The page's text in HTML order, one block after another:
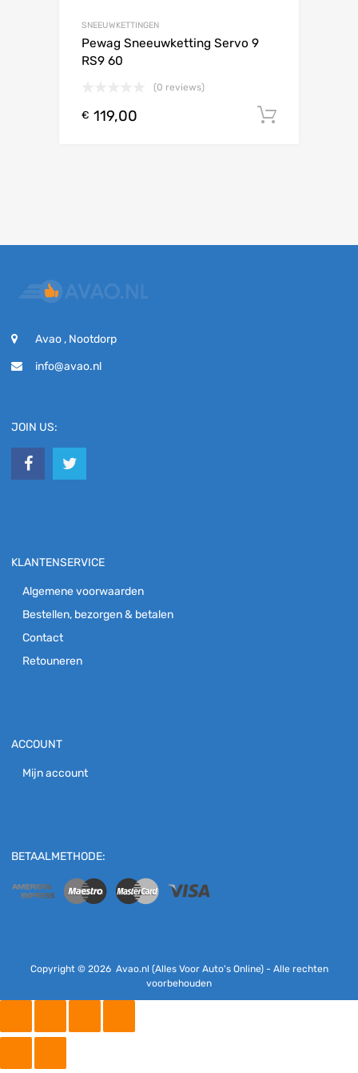
SNEEUWKETTINGEN
Pewag Sneeuwketting Servo 9
RS9 60
(0 reviews)
€ 119,00
Avao , Nootdorp
info@avao.nl
JOIN US:
KLANTENSERVICE
Algemene voorwaarden
Bestellen, bezorgen & betalen
Contact
Retouneren
ACCOUNT
Mijn account
BETAALMETHODE:
Copyright © 2026 Avao.nl (Alles Voor Auto's Online) - Alle rechten
voorbehouden